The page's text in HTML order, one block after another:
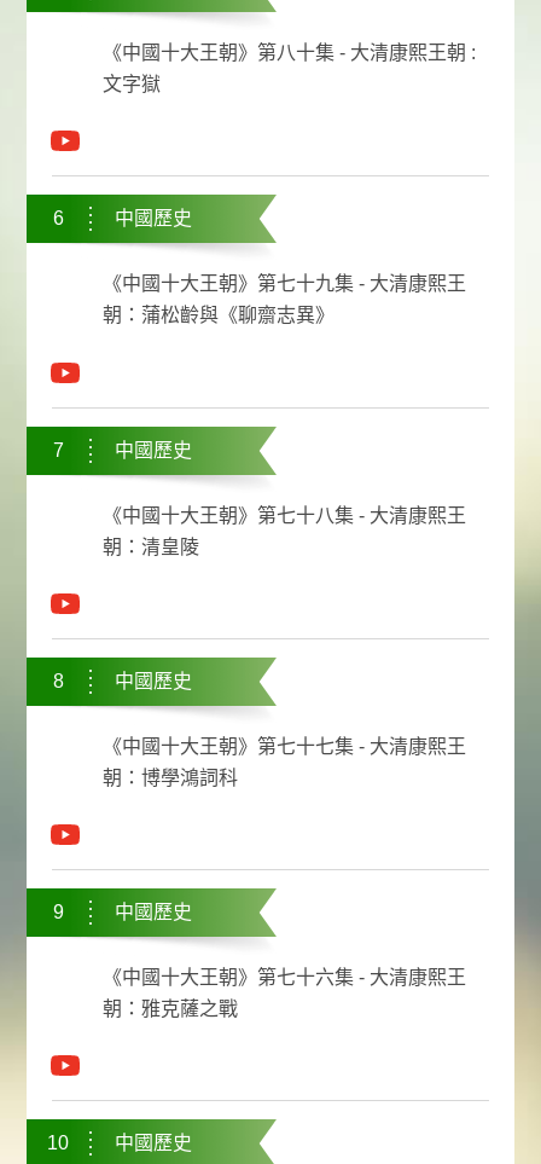
《中國十大王朝》第八十集 - 大清康熙王朝 :
文字獄
6 中國歷史
《中國十大王朝》第七十九集 - 大清康熙王
朝：蒲松齡與《聊齋志異》
7 中國歷史
《中國十大王朝》第七十八集 - 大清康熙王
朝：清皇陵
8 中國歷史
《中國十大王朝》第七十七集 - 大清康熙王
朝：博學鴻詞科
9 中國歷史
《中國十大王朝》第七十六集 - 大清康熙王
朝：雅克薩之戰
10 中國歷史